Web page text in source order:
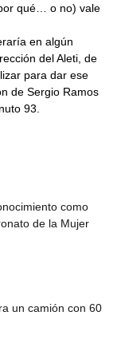
qué… o no) vale
en algún
del Aleti, de
para dar ese
de Sergio Ramos
93.
como
de la Mujer